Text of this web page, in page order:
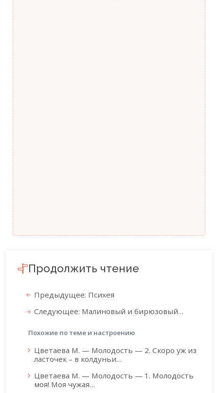
Продолжить чтение
Предыдущее: Психея
Следующее: Малиновый и бирюзовый…
Похожие по теме и настроению
Цветаева М. — Молодость — 2. Скоро уж из
ласточек – в колдуньи…
Цветаева М. — Молодость — 1. Молодость
моя! Моя чужая…